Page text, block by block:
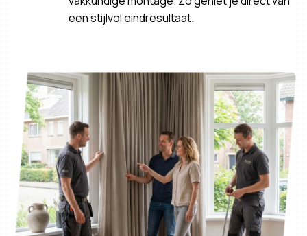
een stijlvol eindresultaat.